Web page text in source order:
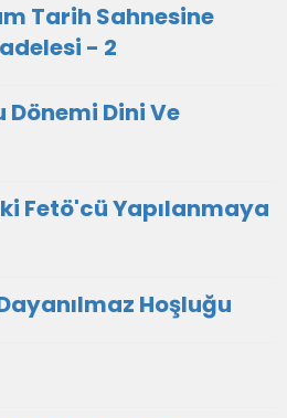
Tarih Sahnesine
- 2
Dini Ve
Fetö'cü Yapılanmaya
Hoşluğu